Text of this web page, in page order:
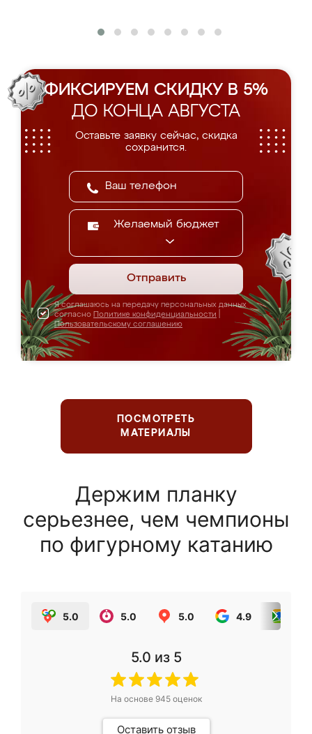
ФИКСИРУЕМ СКИДКУ В 5%
ДО КОНЦА АВГУСТА
Оставьте заявку сейчас, скидка
сохранится.
Желаемый бюджет
Отправить
Я соглашаюсь на передачу персональных данных
согласно Политике конфиденциальности
Пользовательскому соглашению
ПОСМОТРЕТЬ
МАТЕРИАЛЫ
Держим планку
серьезнее, чем чемпионы
по фигурному катанию
5.0 5.0 5.0 4.9
5.0 из 5
На основе 945оценок
Оставить отзыв